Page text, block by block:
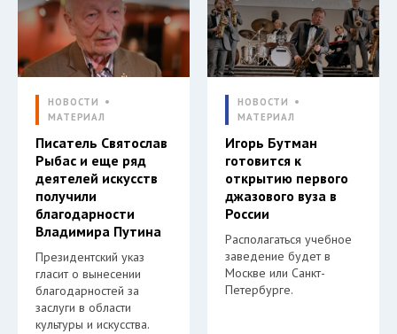
НОВОСТИ
МАТЕРИАЛ
Писатель Святослав
Рыбас и еще ряд
деятелей искусств
получили
благодарности
Владимира Путина
Президентский указ
гласит о вынесении
благодарностей за
заслуги в области
культуры и искусства.
НОВОСТИ
МАТЕРИАЛ
Игорь Бутман
готовится к
открытию первого
джазового вуза в
России
Располагаться учебное
заведение будет в
Москве или Санкт-
Петербурге.